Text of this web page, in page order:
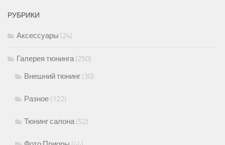
РУБРИКИ
Аксессуары (24)
Галерея тюнинга(250)
Внешний тюнинг (30)
Разное (122)
Тюнинг салона(52)